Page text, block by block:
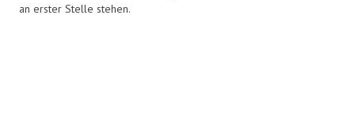
an erster Stelle stehen.